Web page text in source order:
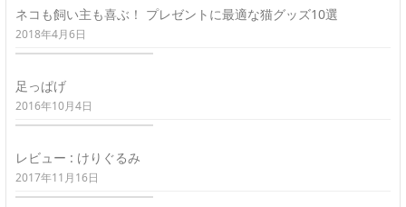
ネコも飼い主も喜ぶ！ プレゼントに最適な猫グッズ10選
2018年4月6日
足っぱげ
2016年10月4日
レビュー : けりぐるみ
2017年11月16日